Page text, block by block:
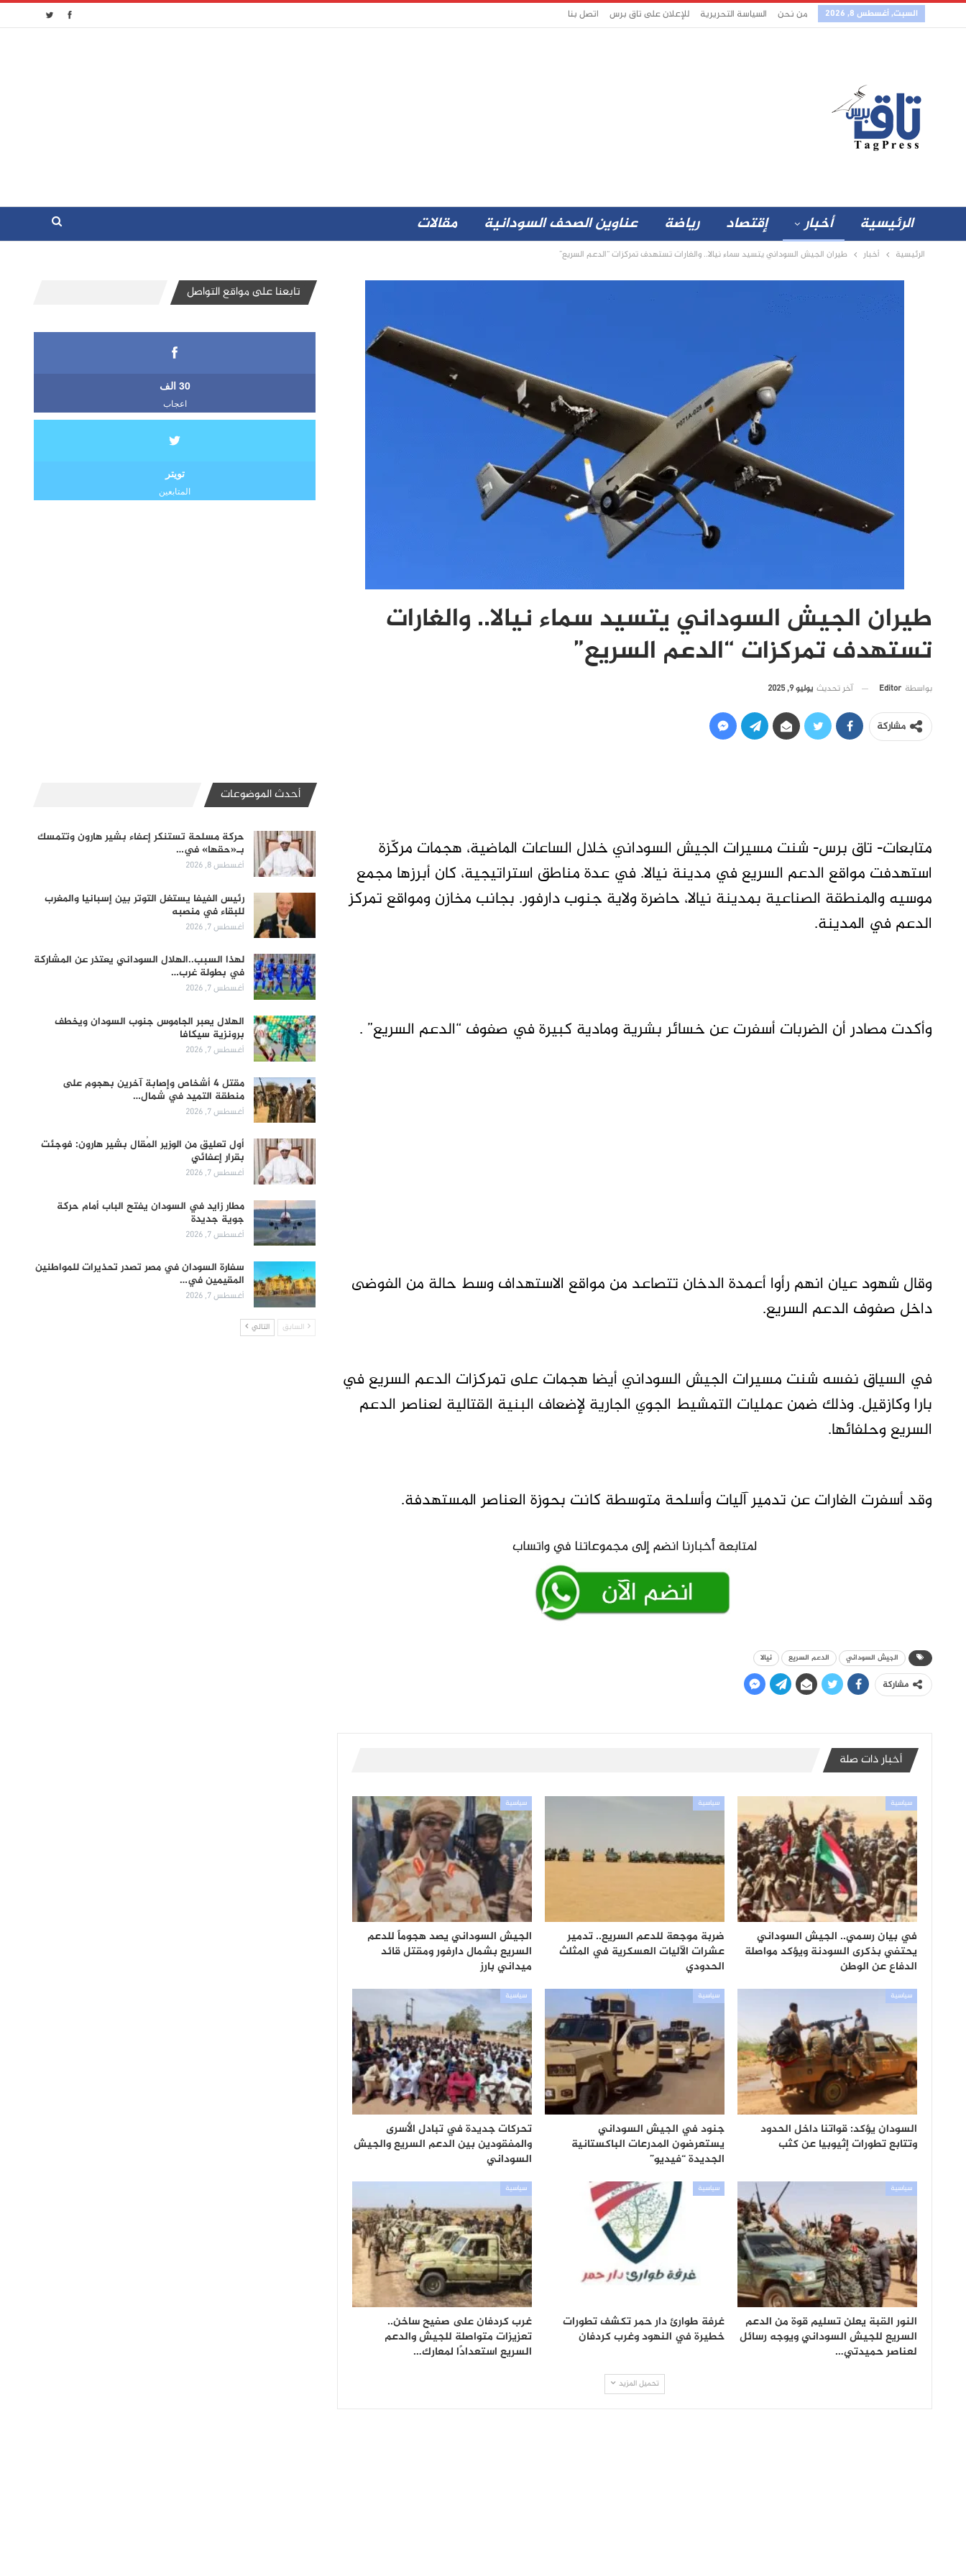
السبت, أغسطس 8, 2026 من نحن السياسة التحريرية للإعلان على تاق برس اتصل بنا
الرئيسية أخبار إقتصاد رياضة عناوين الصحف السودانية مقالات
الرئيسية أخبار طيران الجيش السوداني يتسيد سماء نيالا.. والغارات تستهدف تمركزات “الدعم السريع”
طيران الجيش السوداني يتسيد سماء نيالا.. والغارات
تستهدف تمركزات “الدعم السريع”
بواسطة Editor آخر تحديث يوليو 9, 2025
مشاركة
متابعات- تاق برس- شنت مسيرات الجيش السوداني خلال الساعات الماضية، هجمات مركّزة
استهدفت مواقع الدعم السريع في مدينة نيالا. في عدة مناطق استراتيجية، كان أبرزها مجمع
موسيه والمنطقة الصناعية بمدينة نيالا، حاضرة ولاية جنوب دارفور. بجانب مخازن ومواقع تمركز
الدعم في المدينة.
وأكدت مصادر أن الضربات أسفرت عن خسائر بشرية ومادية كبيرة في صفوف “الدعم السريع” .
وقال شهود عيان انهم رأوا أعمدة الدخان تتصاعد من مواقع الاستهداف وسط حالة من الفوضى
داخل صفوف الدعم السريع.
في السياق نفسه شنت مسيرات الجيش السوداني أيضا هجمات على تمركزات الدعم السريع في
بارا وكازقيل. وذلك ضمن عمليات التمشيط الجوي الجارية لإضعاف البنية القتالية لعناصر الدعم
السريع وحلفائها.
وقد أسفرت الغارات عن تدمير آليات وأسلحة متوسطة كانت بحوزة العناصر المستهدفة.
الجيش السوداني الدعم السريع نيالا
مشاركة
أخبار ذات صلة
سياسية
في بيان رسمي.. الجيش السوداني
يحتفي بذكرى السودنة ويؤكد مواصلة
الدفاع عن الوطن
سياسية
ضربة موجعة للدعم السريع.. تدمير
عشرات الآليات العسكرية في المثلث
الحدودي
سياسية
الجيش السوداني يصد هجوماً للدعم
السريع بشمال دارفور ومقتل قائد
ميداني بارز
سياسية
السودان يؤكد: قواتنا داخل الحدود
وتتابع تطورات إثيوبيا عن كثب
سياسية
جنود في الجيش السوداني
يستعرضون المدرعات الباكستانية
الجديدة “فيديو”
سياسية
تحركات جديدة في تبادل الأسرى
والمفقودين بين الدعم السريع والجيش
السوداني
سياسية
النور القبة يعلن تسليم قوة من الدعم
السريع للجيش السوداني ويوجه رسائل
لعناصر حميدتي…
سياسية
غرفة طوارئ دار حمر تكشف تطورات
خطيرة في النهود وغرب كردفان
سياسية
غرب كردفان على صفيح ساخن..
تعزيزات متواصلة للجيش والدعم
السريع استعدادًا لمعارك…
تحميل المزيد
تابعنا على مواقع التواصل
30 الف
اعجاب
تويتر
المتابعين
أحدث الموضوعات
حركة مسلحة تستنكر إعفاء بشير هارون وتتمسك
بـ«حقها» في…
أغسطس 8, 2026
رئيس الفيفا يستغل التوتر بين إسبانيا والمغرب
للبقاء في منصبه
أغسطس 7, 2026
لهذا السبب..الهلال السوداني يعتذر عن المشاركة
في بطولة غرب…
أغسطس 7, 2026
الهلال يعبر الجاموس جنوب السودان ويخطف
برونزية سيكافا
أغسطس 7, 2026
مقتل 4 أشخاص وإصابة آخرين بهجوم على
منطقة التميد في شمال…
أغسطس 7, 2026
أول تعليق من الوزير المُقال بشير هارون: فوجئت
بقرار إعفائي
أغسطس 7, 2026
مطار زايد في السودان يفتح الباب أمام حركة
جوية جديدة
أغسطس 7, 2026
سفارة السودان في مصر تصدر تحذيرات للمواطنين
المقيمين في…
أغسطس 7, 2026
السابق التالي